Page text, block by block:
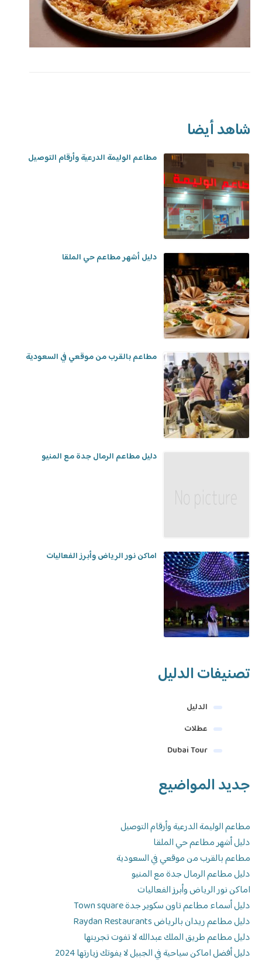
شاهد أيضا
مطاعم الوليمة الدرعية وأرقام التوصيل
دليل أشهر مطاعم حي الملقا
مطاعم بالقرب من موقعي في السعودية
دليل مطاعم الرمال جدة مع المنيو
اماكن نور الرياض وأبرز الفعاليات
تصنيفات الدليل
الدليل
عطلات
Dubai Tour
جديد المواضيع
مطاعم الوليمة الدرعية وأرقام التوصيل
دليل أشهر مطاعم حي الملقا
مطاعم بالقرب من موقعي في السعودية
دليل مطاعم الرمال جدة مع المنيو
اماكن نور الرياض وأبرز الفعاليات
دليل أسماء مطاعم تاون سكوير جدة Town square
دليل مطاعم ريدان بالرياض Raydan Restaurants
دليل مطاعم طريق الملك عبدالله لا تفوت تجربتها
دليل أفضل اماكن سياحية في الجبيل لا يفوتك زيارتها 2024